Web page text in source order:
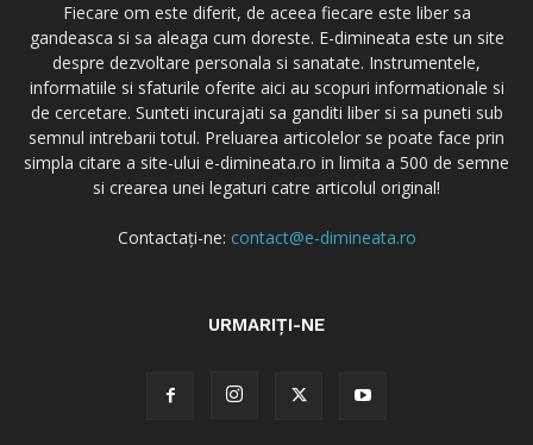
Fiecare om este diferit, de aceea fiecare este liber sa
gandeasca si sa aleaga cum doreste. E-dimineata este un site
despre dezvoltare personala si sanatate. Instrumentele,
informatiile si sfaturile oferite aici au scopuri informationale si
de cercetare. Sunteti incurajati sa ganditi liber si sa puneti sub
semnul intrebarii totul. Preluarea articolelor se poate face prin
simpla citare a site-ului e-dimineata.ro in limita a 500 de semne
si crearea unei legaturi catre articolul original!
Contactați-ne: contact@e-dimineata.ro
URMARIȚI-NE